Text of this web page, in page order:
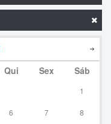
Qui Sex Sáb
1
6 7 8